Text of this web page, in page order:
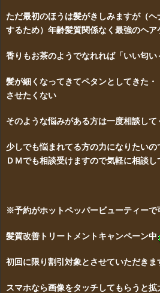
ただ最初のほうは髪がきしみますが（ヘ
するため）年齢髪質関係なく最強のヘア
香りもお茶のようでなれれば「いい匂
髪が細くなってきてペタンとしてきた
させたくない
そのような悩みがある方は一度相談して
少しでも悩まれてる方の力になりたい
ＤＭでも相談受けますので気軽に相談
※予約がホットペッパービューティーで
髪質改善トリートメントキャンペーン中
初回に限り割引対象とさせていただきま
スマホなら画像をタッチしてもらうと拡